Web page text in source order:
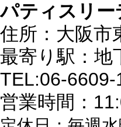
パティスリー
住所：大阪市
最寄り駅：地
TEL:06-6609-
営業時間：